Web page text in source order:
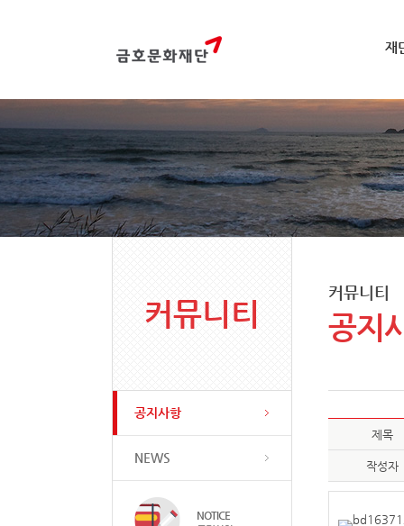
재
커뮤니티
공지사항
NEWS
NOTICE
커뮤니티
공지
제목
작성자